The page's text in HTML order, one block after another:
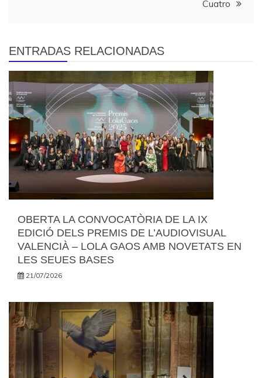
Cuatro
ENTRADAS RELACIONADAS
OBERTA LA CONVOCATÒRIA DE LA IX
EDICIÓ DELS PREMIS DE L’AUDIOVISUAL
VALENCIÀ – LOLA GAOS AMB NOVETATS EN
LES SEUES BASES
21/07/2026